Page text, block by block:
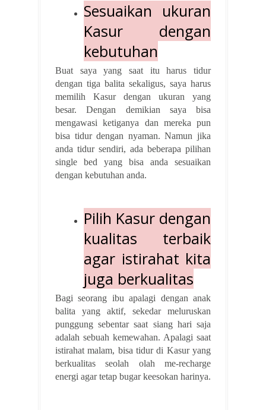
Sesuaikan ukuran
Kasur dengan
kebutuhan
Buat saya yang saat itu harus tidur
dengan tiga balita sekaligus, saya harus
memilih Kasur dengan ukuran yang
besar. Dengan demikian saya bisa
mengawasi ketiganya dan mereka pun
bisa tidur dengan nyaman. Namun jika
anda tidur sendiri, ada beberapa pilihan
single bed yang bisa anda sesuaikan
dengan kebutuhan anda.
Pilih Kasur dengan
kualitas terbaik
agar istirahat kita
juga berkualitas
Bagi seorang ibu apalagi dengan anak
balita yang aktif, sekedar meluruskan
punggung sebentar saat siang hari saja
adalah sebuah kemewahan. Apalagi saat
istirahat malam, bisa tidur di Kasur yang
berkualitas seolah olah me-recharge
energi agar tetap bugar keesokan harinya.